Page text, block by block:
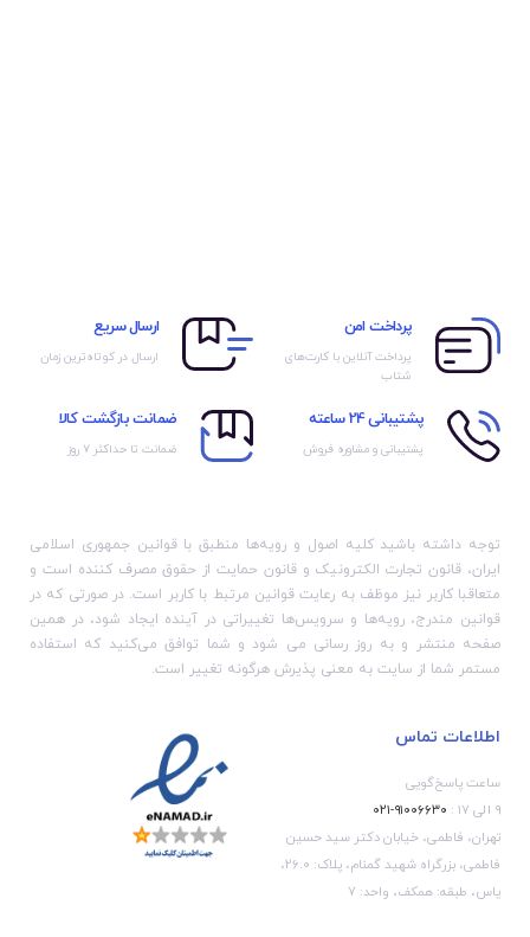
پرداخت امن
پرداخت آنلاین با کارت‌های
شتاب
ارسال سریع
ارسال در کوتاه‌ترین زمان
پشتیبانی 24 ساعته
پشتیبانی و مشاوره فروش
ضمانت بازگشت کالا
ضمانت تا حداکثر ۷ روز
توجه داشته باشید کلیه اصول و رویه‏‌ها منطبق با قوانین جمهوری اسلامی
ایران، قانون تجارت الکترونیک و قانون حمایت از حقوق مصرف کننده است و
متعاقبا کاربر نیز موظف به رعایت قوانین مرتبط با کاربر است. در صورتی که در
قوانین مندرج، رویه‏‌ها و سرویس‏‌ها تغییراتی در آینده ایجاد شود، در همین
صفحه منتشر و به روز رسانی می شود و شما توافق می‏‌کنید که استفاده
مستمر شما از سایت به معنی پذیرش هرگونه تغییر است.
اطلاعات تماس
ساعت پاسخ‌گویی
۹ الی ۱۷ :
۹۱۰۰۶۶۳۰-۰۲۱
تهران، فاطمی، خیابان دکتر سید حسین
فاطمی، بزرگراه شهید گمنام، پلاک: 26.0،
یاس، طبقه: همکف، واحد: 7